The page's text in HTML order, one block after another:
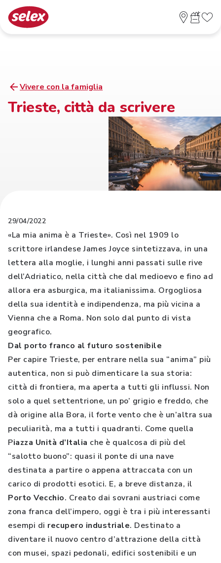
Vivere con la famiglia
Trieste, città da scrivere
29/04/2022
«La mia anima è a Trieste». Così nel 1909 lo
scrittore irlandese James Joyce sintetizzava, in una
lettera alla moglie, i lunghi anni passati sulle rive
dell’Adriatico, nella città che dal medioevo e fino ad
allora era asburgica, ma italianissima. Orgogliosa
della sua identità e indipendenza, ma più vicina a
Vienna che a Roma. Non solo dal punto di vista
geografico.
Dal porto franco al futuro sostenibile
Per capire Trieste, per entrare nella sua “anima” più
autentica, non si può dimenticare la sua storia:
città di frontiera, ma aperta a tutti gli influssi. Non
solo a quel settentrione, un po’ grigio e freddo, che
dà origine alla Bora, il forte vento che è un’altra sua
peculiarità, ma a tutti i quadranti. Come quella
Piazza Unità d’Italia che è qualcosa di più del
“salotto buono”: quasi il ponte di una nave
destinata a partire o appena attraccata con un
carico di prodotti esotici. E, a breve distanza, il
Porto Vecchio. Creato dai sovrani austriaci come
zona franca dell’impero, oggi è tra i più interessanti
esempi di recupero industriale. Destinato a
diventare il nuovo centro d’attrazione della città
con musei, spazi pedonali, edifici sostenibili e un